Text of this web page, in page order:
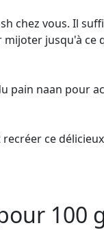
chez vous. Il
jusqu'à
pain naan pour
ce
100